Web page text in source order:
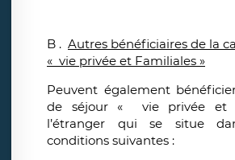
B . Autres bénéficiaires de la
« vie privée et Familiales »
Peuvent également
de séjour « vie privée et
l’étranger qui se situe
conditions suivantes :